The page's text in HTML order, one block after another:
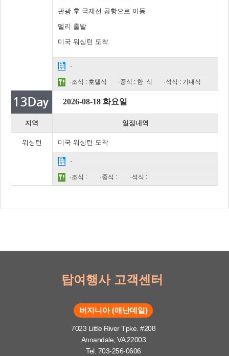
관광 후 국제선 공항으로 이동
델리 출발
미국 워싱턴 도착
·
·조식 : 호텔식 ·중식 : 한 식 ·석식 : 기내식
2026-08-18 화요일
지역 일정내역
워싱턴 미국 워싱턴 도착
·
·조식 : ·중식 : ·석식 :
탑여행사 고객센터
버지니아 (애난데일)
7023 Little River Tpke. #208
Annandale, VA 22003
Tel. 703-256-0606